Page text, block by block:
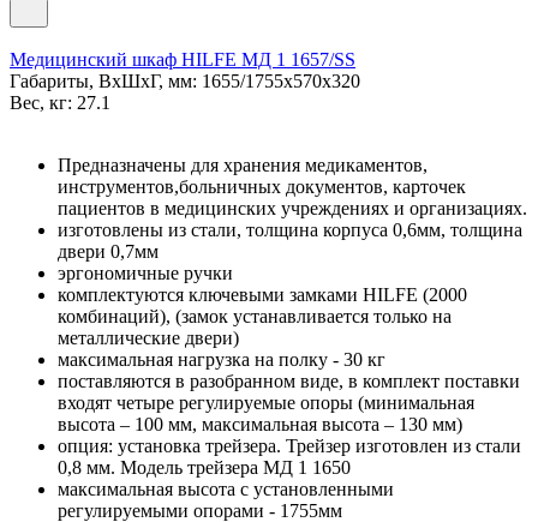
Медицинский шкаф HILFE МД 1 1657/SS
Габариты, ВxШxГ, мм: 1655/1755x570x320
Вес, кг: 27.1
Предназначены для хранения медикаментов,
инструментов,больничных документов, карточек
пациентов в медицинских учреждениях и организациях.
изготовлены из стали, толщина корпуса 0,6мм, толщина
двери 0,7мм
эргономичные ручки
комплектуются ключевыми замками HILFE (2000
комбинаций), (замок устанавливается только на
металлические двери)
максимальная нагрузка на полку - 30 кг
поставляются в разобранном виде, в комплект поставки
входят четыре регулируемые опоры (минимальная
высота – 100 мм, максимальная высота – 130 мм)
опция: установка трейзера. Трейзер изготовлен из стали
0,8 мм. Модель трейзера МД 1 1650
максимальная высота с установленными
регулируемыми опорами - 1755мм